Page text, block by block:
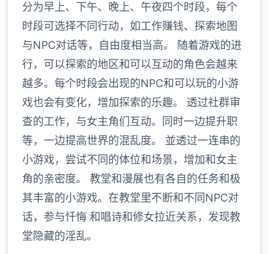
分为早上、下午、晚上、午夜四个时段，每个
时段可选择不同行动，如工作赚钱、探索地图
与NPC对话等，自由度相当高。 随着游戏的进
行，可以探索的地区和可以互动的角色会越来
越多。每个时段会出现的NPC和可以玩的小游
戏也会有变化，增加探索的乐趣。 透过社群审
查的工作，与女主角们互动。同时一边提升职
等，一边提高世界的混乱度。 並透过一连串的
小游戏，尝试不同的体位和场景，增加和女主
角的亲密度。 教堂和漫展也有各自的任务和极
其丰富的小游戏。在教堂里不断和不同NPC对
话，参与忏悔 和唱诗和修女拉近关系，发现教
堂隐藏的淫乱。